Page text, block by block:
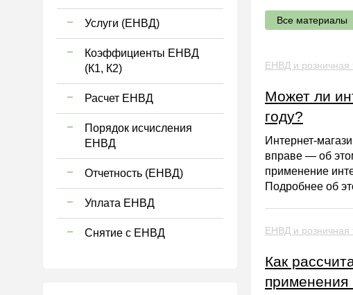
Услуги (ЕНВД)
Коэффициенты ЕНВД
(К1, К2)
Расчет ЕНВД
Порядок исчисления
ЕНВД
Отчетность (ЕНВД)
Уплата ЕНВД
Снятие с ЕНВД
Все материалы
ЕНВД и розничная
Может ли
году?
Интернет-
вправе — об
применение
Подробнее об
ЕНВД и розничная
Как